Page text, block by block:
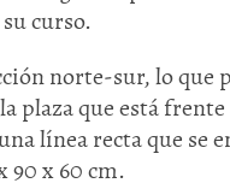
curso.
norte-sur, lo que
plaza que está
línea recta que se
90 x 60 cm.